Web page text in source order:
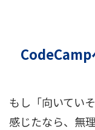
CodeCamp
もし「向いてい
感じたなら、無